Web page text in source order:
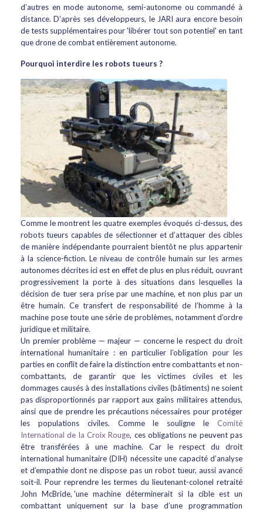
d’autres en mode autonome, semi-autonome ou commandé à
distance. D’après ses développeurs, le JARI aura encore besoin
de tests supplémentaires pour 'libérer tout son potentiel' en tant
que drone de combat entièrement autonome.
Pourquoi interdire les robots tueurs ?
Comme le montrent les quatre exemples évoqués ci-dessus, des
robots tueurs capables de sélectionner et d’attaquer des cibles
de manière indépendante pourraient bientôt ne plus appartenir
à la science-fiction. Le niveau de contrôle humain sur les armes
autonomes décrites ici est en effet de plus en plus réduit, ouvrant
progressivement la porte à des situations dans lesquelles la
décision de tuer sera prise par une machine, et non plus par un
être humain. Ce transfert de responsabilité de l’homme à la
machine pose toute une série de problèmes, notamment d’ordre
juridique et militaire.
Un premier problème — majeur — concerne le respect du droit
international humanitaire : en particulier l’obligation pour les
parties en conflit de faire la distinction entre combattants et non-
combattants, de garantir que les victimes civiles et les
dommages causés à des installations civiles (bâtiments) ne soient
pas disproportionnés par rapport aux gains militaires attendus,
ainsi que de prendre les précautions nécessaires pour protéger
les populations civiles. Comme le souligne le Comité
International de la Croix Rouge, ces obligations ne peuvent pas
être transférées à une machine. Car le respect du droit
international humanitaire (DIH) nécessite une capacité d’analyse
et d’empathie dont ne dispose pas un robot tueur, aussi avancé
soit-il. Pour reprendre les termes du lieutenant-colonel retraité
John McBride, 'une machine déterminerait si la cible est un
combattant uniquement sur la base d’une programmation